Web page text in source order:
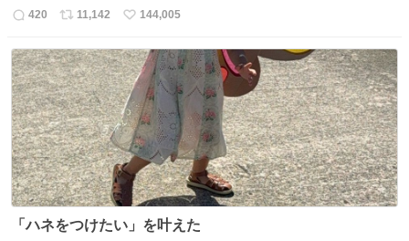
返
数
420
リ
ス
ト
数
11,142
い
ね
数
144,005
「ハネをつけたい」を叶えた